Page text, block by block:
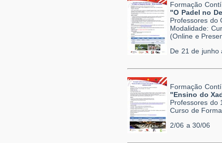
Formação
"O Padel no
Professores do
Modalidade:
(Online e
De 21 de junho
Formação
"Ensino do
Professores do
Curso de
2/06 a 30/06